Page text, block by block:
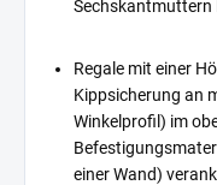
Sechskantmuttern
Regale mit einer
Kippsicherung an
Winkelprofil) im
einer Wand)